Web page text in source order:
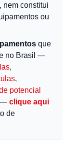
, nem constitui
ou
que
no Brasil —
,
,
potencial
— clique aqui
de